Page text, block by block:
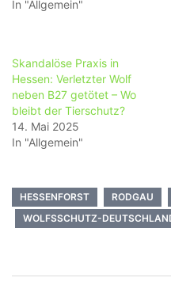
In "Allgemein"
Skandalöse Praxis in
Hessen: Verletzter Wolf
neben B27 getötet – Wo
bleibt der Tierschutz?
14. Mai 2025
In "Allgemein"
HESSENFORST RODGAU
WOLFSSCHUTZ-